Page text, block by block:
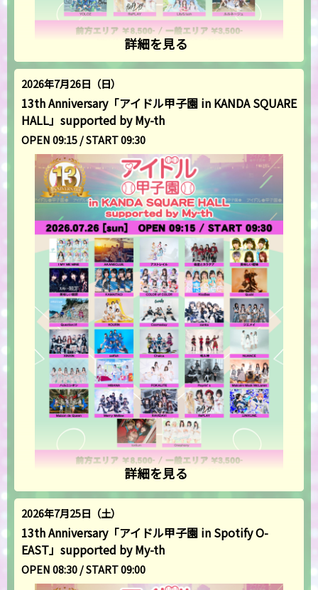
詳細を見る
2026年7月26日（日）
13th Anniversary「アイドル甲子園 in KANDA SQUARE
HALL」supported by My-th
OPEN 09:15 / START 09:30
詳細を見る
2026年7月25日（土）
13th Anniversary「アイドル甲子園 in Spotify O-
EAST」supported by My-th
OPEN 08:30 / START 09:00